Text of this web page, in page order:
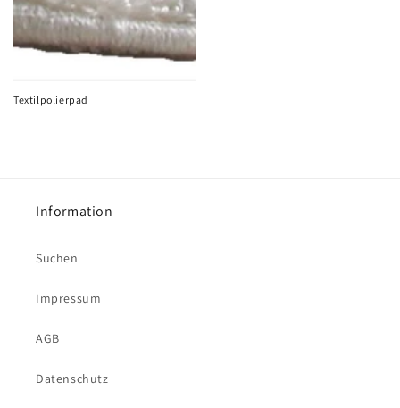
Textilpolierpad
Information
Suchen
Impressum
AGB
Datenschutz